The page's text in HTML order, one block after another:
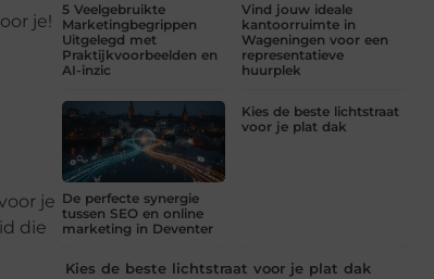
je!
je
die
5 Veelgebruikte
Marketingbegrippen
Uitgelegd met
Praktijkvoorbeelden en
AI-inzic
Vind jouw ideale
kantoorruimte in
Wageningen voor een
representatieve
huurplek
De perfecte synergie
tussen SEO en online
marketing in Deventer
Kies de beste lichtstraat
voor je plat dak
Kies de beste lichtstraat voor je plat dak